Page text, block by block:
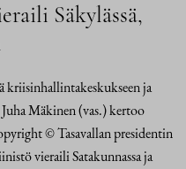
Säkylässä,
kriisinhallintakeskukseen ja
Mäkinen (vas.) kertoo
© Tasavallan presidentin
vieraili Satakunnassa ja